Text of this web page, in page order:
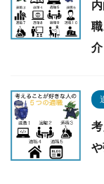
介